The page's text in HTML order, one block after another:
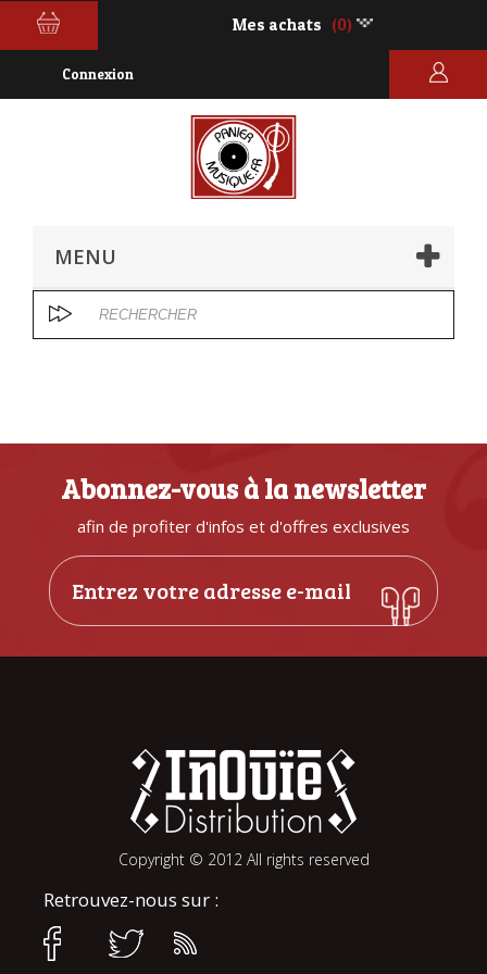
Mes achats (0)
Connexion
MENU
Abonnez-vous à la newsletter
afin de profiter d'infos et d'offres exclusives
Copyright © 2012 All rights reserved
Retrouvez-nous sur :